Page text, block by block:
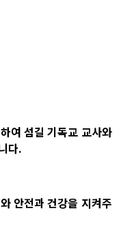
여 섬길 기독교 교사와
다.
안전과 건강을 지켜주